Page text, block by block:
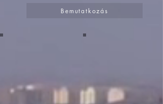
Bemutatkozás